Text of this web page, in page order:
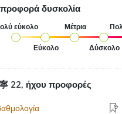
δυσκολία
εύκολο
Εύκολο
Μέτρια
Δύσκολο
22, ήχου προφορές